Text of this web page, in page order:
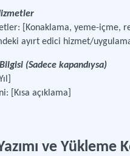
[Konaklama, yeme-içme,
ayırt edici hizmet/
(Sadece kapandıysa)
[Kısa açıklama]
ve Yükleme